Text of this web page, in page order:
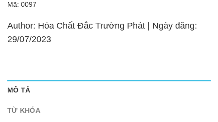
Mã: 0097
Author: Hóa Chất Đắc Trường Phát | Ngày đăng:
29/07/2023
MÔ TẢ
TỪ KHÓA